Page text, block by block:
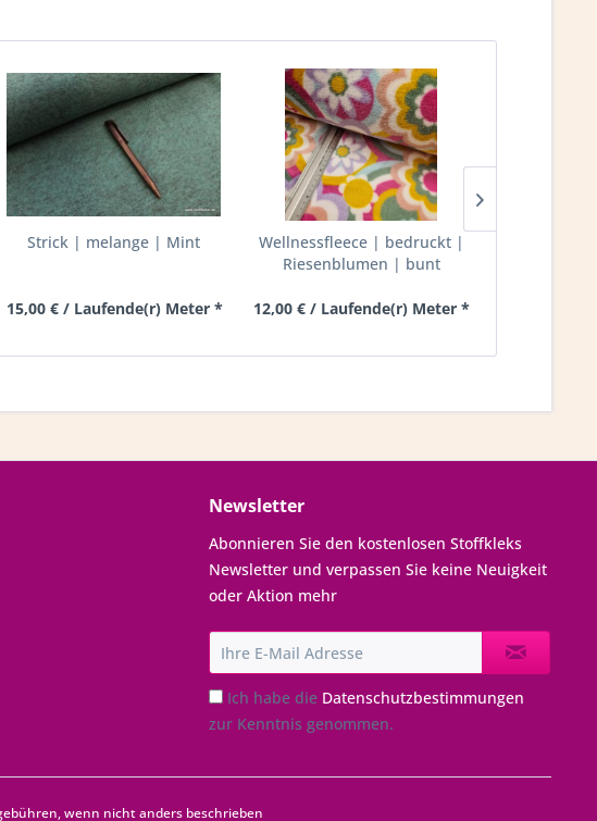
Strick | melange | Mint
15,00 € / Laufende(r) Meter *
Wellnessfleece | bedruckt |
Riesenblumen | bunt
12,00 € / Laufende(r) Meter *
Newsletter
Abonnieren Sie den kostenlosen Stoffkleks
Newsletter und verpassen Sie keine Neuigkeit
oder Aktion mehr
Ich habe die Datenschutzbestimmungen
zur Kenntnis genommen.
wenn nicht anders beschrieben